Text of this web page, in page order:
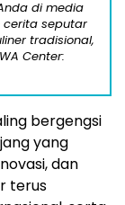
di media
cerita seputar
tradisional,
Center:
bergengsi
yang
dan
terus